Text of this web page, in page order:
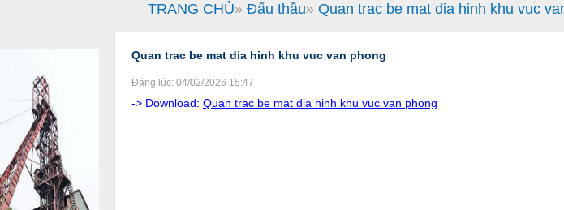
TRANG CHỦ» Đấu thầu» Quan trac be mat dia hinh khu vuc
Quan trac be mat dia hinh khu vuc van phong
Đăng lúc: 04/02/2026 15:47
-> Download: Quan trac be mat dia hinh khu vuc van phong